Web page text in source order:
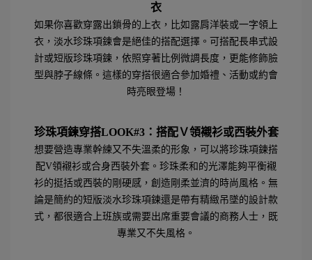
衣
如果你喜歡穿露出鎖骨的上衣，比如露肩洋裝或一字領上
衣，淡水珍珠項鍊會是絕佳的搭配選擇。可搭配長串式設
計或短版珍珠項鍊，依照穿著比例微調長度，更能修飾臉
型與脖子線條。這樣的穿搭很適合參加婚禮、活動或約會
時亮眼登場！
珍珠項鍊穿搭LOOK#3：搭配Ｖ領襯衫或西裝外套
想要營造專業幹練又不失溫柔的形象，可以將珍珠項鍊搭
配V領襯衫或合身西裝外套。珍珠柔和的光澤能夠平衡襯
衫的挺括或西裝的剛硬感，創造剛柔並濟的時尚風格。無
論是簡約的短版淡水珍珠項鍊還是帶有精緻吊墜的設計款
式，都很適合上班族或需要出席重要會議的商務人士，既
專業又不失風格。